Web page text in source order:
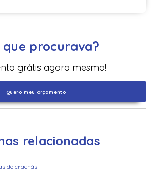
procurava?
grátis agora mesmo!
Quero meu orçamento
relacionadas